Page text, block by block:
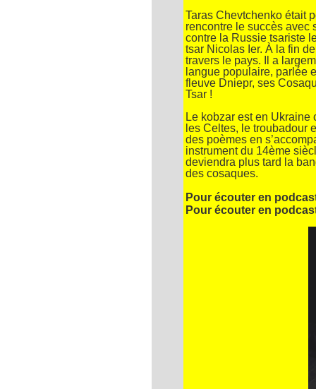
Taras Chevtchenko était
rencontre le succès avec
contre la Russie tsariste
tsar Nicolas Ier. À la fin
travers le pays. Il a
langue populaire, parlée
fleuve Dniepr, ses
Tsar !
Le kobzar est en Ukraine
les Celtes, le troubadour
des poèmes en
instrument du 14ème
deviendra plus tard la
des cosaques.
Pour écouter en
Pour écouter en